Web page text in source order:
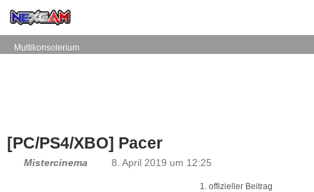
Multikonsolerium
[PC/PS4/XBO] Pacer
Mistercinema 8. April 2019 um 12:25
1. offizieller Beitrag